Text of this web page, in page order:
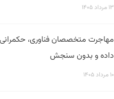
۱۳ مرداد ۱۴۰۵
مهاجرت متخصصان فناوری،
داده و بدون سنجش
۱۰ مرداد ۱۴۰۵